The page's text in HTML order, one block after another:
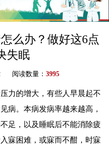
么办？做好这6点
失眠
阅读数量： 3995
力的增大，有些人早晨起不
病。本病发病率越来越高，
足，以及睡眠后不能消除疲
寐困难，或寐而不酣，时寐